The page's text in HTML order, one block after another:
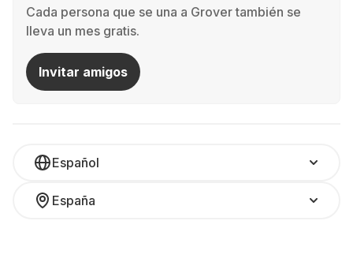
Cada persona que se una a Grover también se
lleva un mes gratis.
Invitar amigos
Español
España